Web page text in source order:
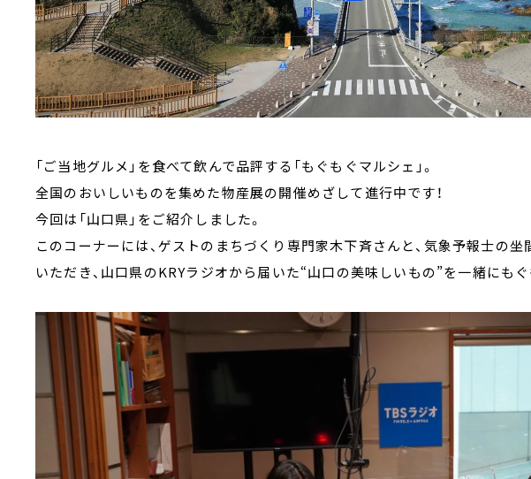
「ご当地グルメ」を食べて飲んで品評する「もぐもぐマルシェ」。
全国のおいしいものを集めた物産展の開催めざして進行中です！
今回は「山口県」をご紹介しました。
このコーナーには、ゲストのまちづくり専門家木下斉さんと、気象予報士の
いただき、山口県のKRYラジオから届いた“山口の美味しいもの”を一緒にもぐ